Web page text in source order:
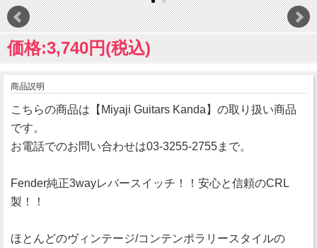
価格:3,740円(税込)
商品説明
こちらの商品は【Miyaji Guitars Kanda】の取り扱い商品
です。
お電話でのお問い合わせは03-3255-2755まで。
Fender純正3wayレバースイッチ！！安心と信頼のCRL
製！！
ほとんどのヴィンテージ/コンテンポラリースタイルの